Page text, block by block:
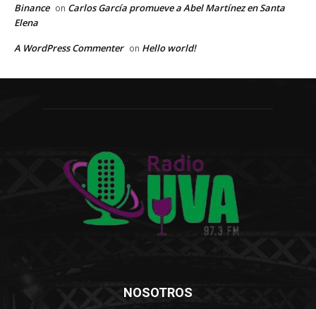
Binance on Carlos García promueve a Abel Martínez en Santa
Elena
A WordPress Commenter on Hello world!
NOSOTROS